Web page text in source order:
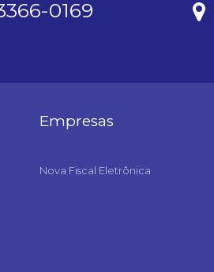
0169
Empresas
Nova Fiscal Eletrônica